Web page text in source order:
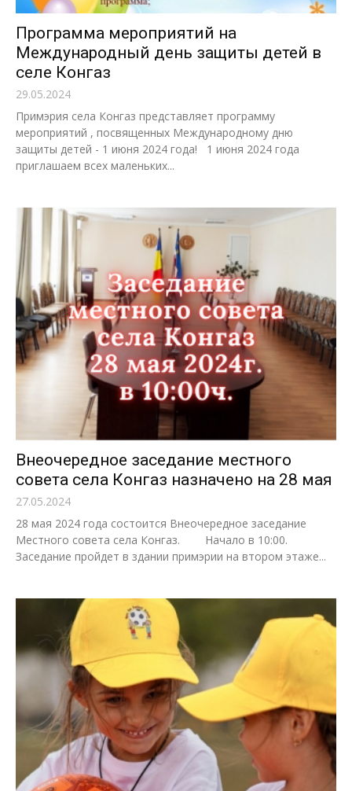
Программа мероприятий на
Международный день защиты детей в
селе Конгаз
29.05.2024
Примэрия села Конгаз представляет программу
мероприятий , посвященных Международному дню
защиты детей - 1 июня 2024 года! 1 июня 2024 года
приглашаем всех маленьких...
Внеочередное заседание местного
совета села Конгаз назначено на 28 мая
27.05.2024
28 мая 2024 года состоится Внеочередное заседание
Местного совета села Конгаз. Начало в 10:00.
Заседание пройдет в здании примэрии на втором этаже...